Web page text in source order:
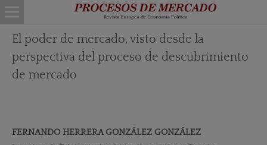
El poder de mercado, visto desde la
perspectiva del proceso de descubrimiento
de mercado
FERNANDO HERRERA GONZÁLEZ GONZÁLEZ